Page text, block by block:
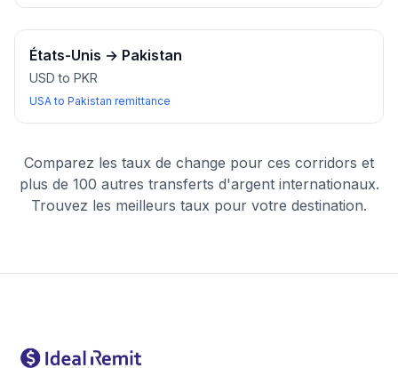
États-Unis → Pakistan
USD to PKR
USA to Pakistan remittance
Comparez les taux de change pour ces corridors et
plus de 100 autres transferts d'argent internationaux.
Trouvez les meilleurs taux pour votre destination.